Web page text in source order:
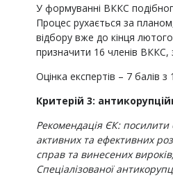
У формуванні ВККС
Процес рухається за
відбору вже до кінця
призначити 16 членів
Оцінка експертів – 7 балів
Критерій 3:
Рекомендація ЄК: посилити
активних та ефективних
справ та винесених
Спеціалізованої